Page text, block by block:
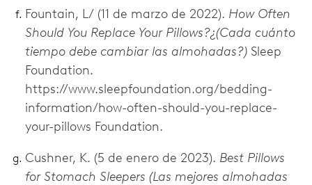
Fountain, L/ (11 de marzo de 2022). How Often
Should You Replace Your Pillows?¿(Cada cuánto
tiempo debe cambiar las almohadas?) Sleep
Foundation.
https://www.sleepfoundation.org/bedding-
information/how-often-should-you-replace-
your-pillows Foundation.
Cushner, K. (5 de enero de 2023). Best Pillows
for Stomach Sleepers (Las mejores almohadas